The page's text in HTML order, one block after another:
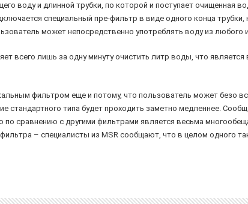
воду и длинной трубки, по которой и поступает очищенная
специальный пре-фильтр в виде одного конца
может непосредственно употреблять воду из любого
всего лишь за одну минуту очистить литр воды, что
фильтром еще и потому, что пользователь может безо
стандартного типа будет проходить заметно медленнее.
по сравнению с другими фильтрами является весьма
– специалисты из MSR сообщают, что в целом одного